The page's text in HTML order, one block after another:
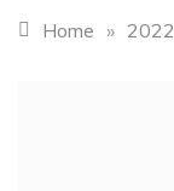
Home » 2022